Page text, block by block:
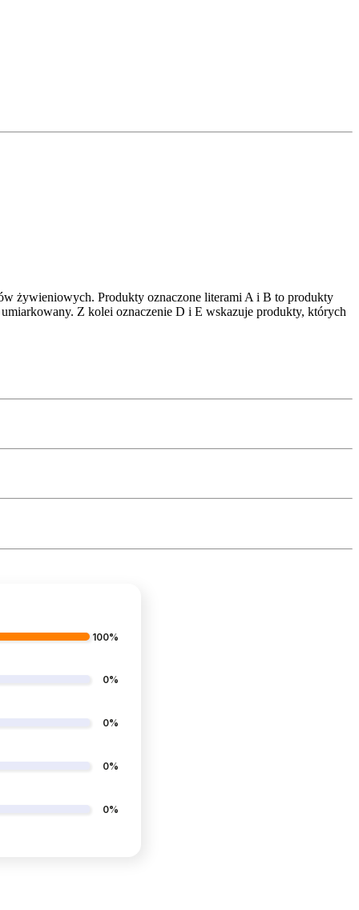
żywieniowych. Produkty oznaczone literami A i B to produkty
Z kolei oznaczenie D i E wskazuje produkty, których
100%
0%
0%
0%
0%